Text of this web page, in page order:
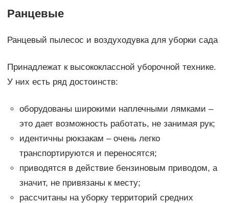
Ранцевые
Ранцевый пылесос и воздуходувка для уборки сада
Принадлежат к высококлассной уборочной технике.
У них есть ряд достоинств:
оборудованы широкими наплечными лямками –
это дает возможность работать, не занимая рук;
идентичны рюкзакам – очень легко
транспортируются и переносятся;
приводятся в действие бензиновым приводом, а
значит, не привязаны к месту;
рассчитаны на уборку территорий средних